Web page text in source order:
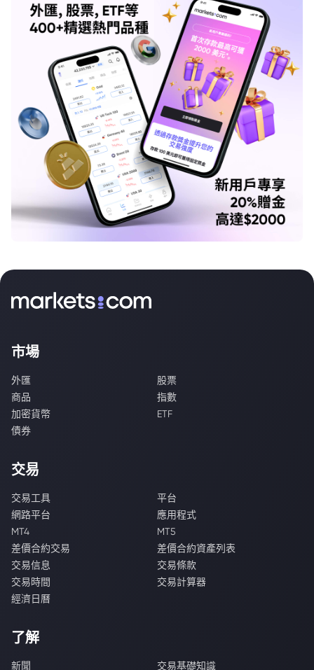
市場
外匯
股票
商品
指數
加密貨幣
ETF
債券
交易
交易工具
平台
網路平台
應用程式
MT4
MT5
差價合約交易
差價合約資產列表
交易信息
交易條款
交易時間
交易計算器
經濟日曆
了解
新聞
交易基礎知識